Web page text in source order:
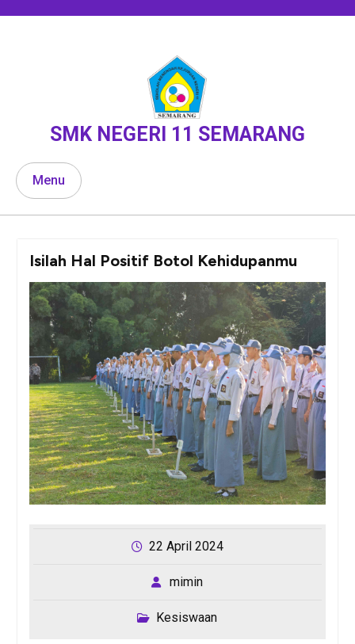
SMK NEGERI 11 SEMARANG
Menu
Isilah Hal Positif Botol Kehidupanmu
22 April 2024
mimin
Kesiswaan